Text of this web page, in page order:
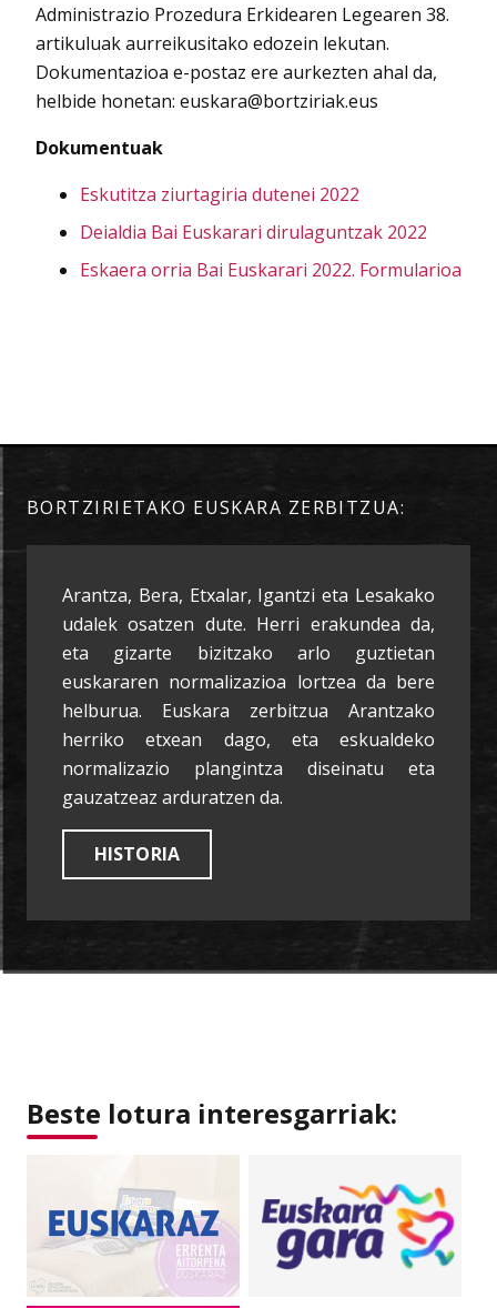
Administrazio Prozedura Erkidearen Legearen 38.
artikuluak aurreikusitako edozein lekutan.
Dokumentazioa e-postaz ere aurkezten ahal da,
helbide honetan: euskara@bortziriak.eus
Dokumentuak
Eskutitza ziurtagiria dutenei 2022
Deialdia Bai Euskarari dirulaguntzak 2022
Eskaera orria Bai Euskarari 2022. Formularioa
BORTZIRIETAKO EUSKARA ZERBITZUA:
Arantza, Bera, Etxalar, Igantzi eta Lesakako
udalek osatzen dute. Herri erakundea da,
eta gizarte bizitzako arlo guztietan
euskararen normalizazioa lortzea da bere
helburua. Euskara zerbitzua Arantzako
herriko etxean dago, eta eskualdeko
normalizazio plangintza diseinatu eta
gauzatzeaz arduratzen da.
HISTORIA
Beste lotura interesgarriak: